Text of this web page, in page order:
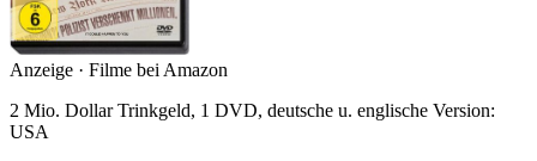
Anzeige · Filme bei Amazon
2 Mio. Dollar Trinkgeld, 1 DVD, deutsche u. englische Version:
USA